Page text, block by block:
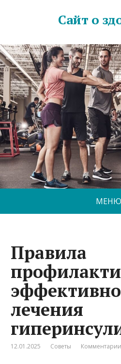
Сайт о
МЕНЮ
Правила
лечения
12.01.2025 Советы